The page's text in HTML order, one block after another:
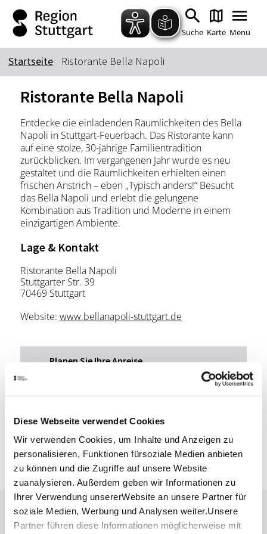
Diese Webseite verwendet Cookies
Wir verwenden Cookies, um Inhalte und Anzeigen zu
personalisieren, Funktionen fürsoziale Medien anbieten
zu können und die Zugriffe auf unsere Website
zuanalysieren. Außerdem geben wir Informationen zu
Ihrer Verwendung unsererWebsite an unsere Partner für
soziale Medien, Werbung und Analysen weiter.Unsere
Partner führen diese Informationen möglicherweise mit
Zum Hauptinhalt springen
Zur Suche springen
Zur Hauptnavigation
Zum Footer springen
Suche Karte Menü
Suchbegriff
Das könnte Sie interessieren
Stadtführungen
Tickets
Citytour
Übernachtung
Erlebnisse
Essen & Trinken
Wein
Automobil
Kultur
Startseite Ristorante Bella Napoli
Ristorante Bella Napoli
Entdecke die einladenden Räumlichkeiten des Bella
Napoli in Stuttgart-Feuerbach. Das Ristorante kann
auf eine stolze, 30-jährige Familientradition
zurückblicken. Im vergangenen Jahr wurde es neu
gestaltet und die Räumlichkeiten erhielten einen
frischen Anstrich – eben „Typisch anders!“ Besucht
das Bella Napoli und erlebt die gelungene
Kombination aus Tradition und Moderne in einem
einzigartigen Ambiente.
Lage & Kontakt
Ristorante Bella Napoli
Stuttgarter Str. 39
70469 Stuttgart
Website: www.bellanapoli-stuttgart.de
Planen Sie Ihre Anreise
Verkehrs- und Tarifverbund Stuttgart GmbH
Fahrplanauskunft der DB
Google Maps
Google Maps Route
Lassen Sie sich inspirieren!